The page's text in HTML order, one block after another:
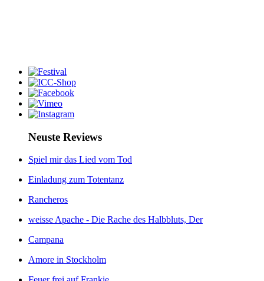
Neuste Reviews
Spiel mir das Lied vom Tod
Einladung zum Totentanz
Rancheros
weisse Apache - Die Rache des Halbbluts, Der
Campana
Amore in Stockholm